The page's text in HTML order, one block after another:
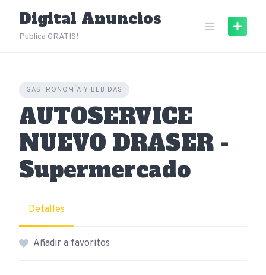
content
Digital Anuncios
Publica GRATIS!
GASTRONOMÍA Y BEBIDAS
AUTOSERVICE
NUEVO DRASER -
Supermercado
Detalles
Añadir a favoritos